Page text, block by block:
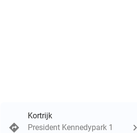
Kortrijk
President Kennedypark 1